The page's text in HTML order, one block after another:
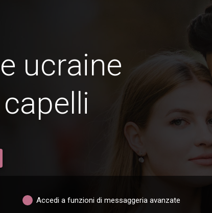
ucraine
Accedi a funzioni di messaggeria avanzate